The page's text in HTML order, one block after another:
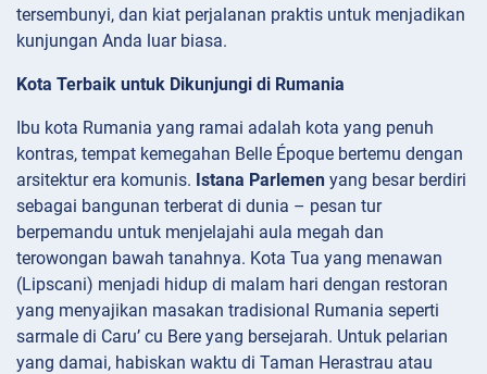
tersembunyi, dan kiat perjalanan praktis untuk menjadikan
kunjungan Anda luar biasa.
Kota Terbaik untuk Dikunjungi di Rumania
Ibu kota Rumania yang ramai adalah kota yang penuh
kontras, tempat kemegahan Belle Époque bertemu dengan
arsitektur era komunis. Istana Parlemen yang besar berdiri
sebagai bangunan terberat di dunia – pesan tur
berpemandu untuk menjelajahi aula megah dan
terowongan bawah tanahnya. Kota Tua yang menawan
(Lipscani) menjadi hidup di malam hari dengan restoran
yang menyajikan masakan tradisional Rumania seperti
sarmale di Caru’ cu Bere yang bersejarah. Untuk pelarian
yang damai, habiskan waktu di Taman Herastrau atau